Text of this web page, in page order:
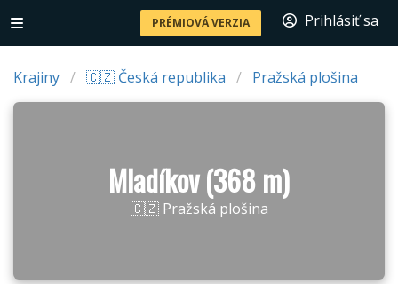
PRÉMIOVÁ VERZIA Prihlásiť sa
Krajiny 🇨🇿 Česká republika Pražská plošina
Mladíkov (368 m)
🇨🇿 Pražská plošina